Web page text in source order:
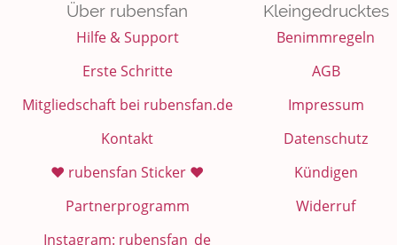
Über rubensfan
Hilfe & Support
Erste Schritte
Mitgliedschaft bei rubensfan.de
Kontakt
❤️ rubensfan Sticker ❤️
Partnerprogramm
Instagram: rubensfan_de
Kleingedrucktes
Benimmregeln
AGB
Impressum
Datenschutz
Kündigen
Widerruf